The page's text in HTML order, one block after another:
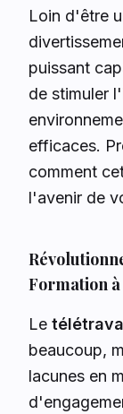
Loin d'être
puissant
de stimuler
efficaces.
comment
l'avenir de
Formation
Le
beaucoup,
lacunes en